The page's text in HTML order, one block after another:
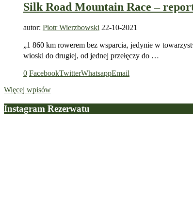
Silk Road Mountain Race –
autor: Piotr Wierzbowski 22-10-2021
„1 860 km rowerem bez wsparcia, jedynie w
wioski do drugiej, od jednej przełęczy do …
0 FacebookTwitterWhatsappEmail
Więcej wpisów
Instagram Rezerwatu